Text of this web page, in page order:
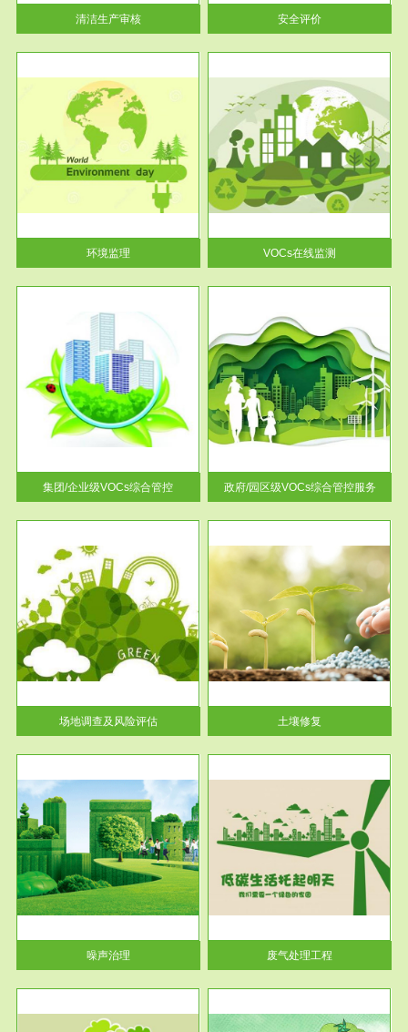
清洁生产审核
营活...
安全评价
环境监理
服务范围
VOCs在线监测
根据《重点区域大气污染防
治“十二五”规划》有机废气净化
率达...
VOCs在线监测
集团/企业级VOCs综合管控
服务范围
政府/园区级VOCs综合管控服务
根据《石化行业挥发性有机物综
合整治方案》文件要求，到2017
年，全...
政府/园区级VOCs综合管控服务
场地调查及风险评估
服务范围
土壤修复
土壤修复
噪声治理
服务范围
废气处理工程
废气处理工程